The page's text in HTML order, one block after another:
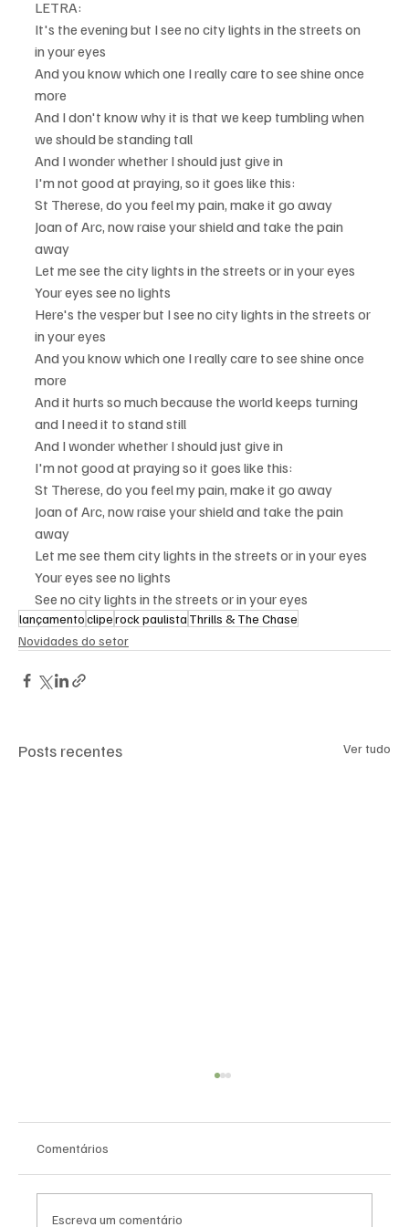
LETRA:
It's the evening but I see no city lights in the streets on
in your eyes
And you know which one I really care to see shine once
more
And I don't know why it is that we keep tumbling when
we should be standing tall
And I wonder whether I should just give in
I'm not good at praying, so it goes like this:
St Therese, do you feel my pain, make it go away
Joan of Arc, now raise your shield and take the pain
away
Let me see the city lights in the streets or in your eyes
Your eyes see no lights
Here's the vesper but I see no city lights in the streets or
in your eyes
And you know which one I really care to see shine once
more
And it hurts so much because the world keeps turning
and I need it to stand still
And I wonder whether I should just give in
I'm not good at praying so it goes like this:
St Therese, do you feel my pain, make it go away
Joan of Arc, now raise your shield and take the pain
away
Let me see them city lights in the streets or in your eyes
Your eyes see no lights
See no city lights in the streets or in your eyes
lançamentocliperock paulista Thrills & The Chase
Novidades do setor
Posts recentes Ver tudo
Comentários
Escreva um comentário